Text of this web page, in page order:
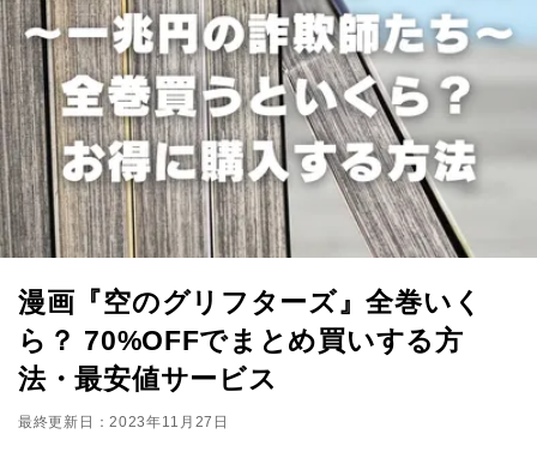
漫画『空のグリフターズ』全巻いく
ら？ 70%OFFでまとめ買いする方
法・最安値サービス
最終更新日：2023年11月27日